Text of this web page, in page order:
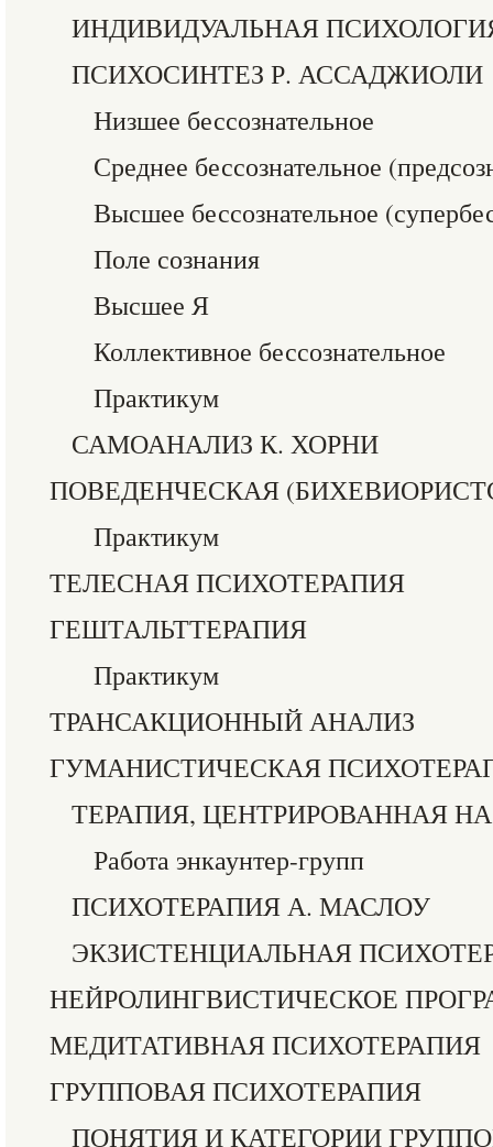
ИНДИВИДУАЛЬНАЯ
ПСИХОСИНТЕЗ Р. АССАДЖИОЛИ
Низшее бессознательное
Среднее бессознательное
Высшее бессознательное
Поле сознания
Высшее Я
Коллективное бессознательное
Практикум
САМОАНАЛИЗ К. ХОРНИ
ПОВЕДЕНЧЕСКАЯ
Практикум
ТЕЛЕСНАЯ ПСИХОТЕРАПИЯ
ГЕШТАЛЬТТЕРАПИЯ
Практикум
ТРАНСАКЦИОННЫЙ АНАЛИЗ
ГУМАНИСТИЧЕСКАЯ
ТЕРАПИЯ, ЦЕНТРИРОВАННАЯ
Работа энкаунтер-групп
ПСИХОТЕРАПИЯ А. МАСЛОУ
ЭКЗИСТЕНЦИАЛЬНАЯ
НЕЙРОЛИНГВИСТИЧЕСКОЕ
МЕДИТАТИВНАЯ ПСИХОТЕРАПИЯ
ГРУППОВАЯ ПСИХОТЕРАПИЯ
ПОНЯТИЯ И КАТЕГОРИИ